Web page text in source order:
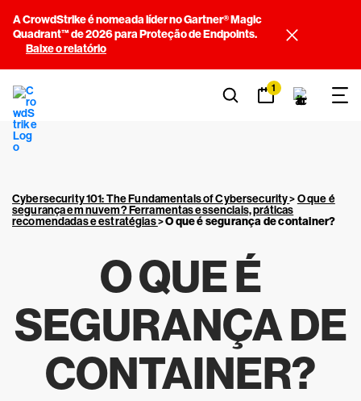
A CrowdStrike é nomeada líder no Gartner® Magic
Quadrant™ de 2026 para Proteção de Endpoints.
Baixe o relatório
1
Cybersecurity 101: The Fundamentals of Cybersecurity>O que é
segurança em nuvem? Ferramentas essenciais, práticas
recomendadas e estratégias>O que é segurança de container?
O QUE É
SEGURANÇA DE
CONTAINER?